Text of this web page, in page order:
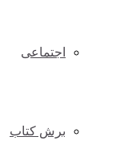
اجتماعی
برش کتاب